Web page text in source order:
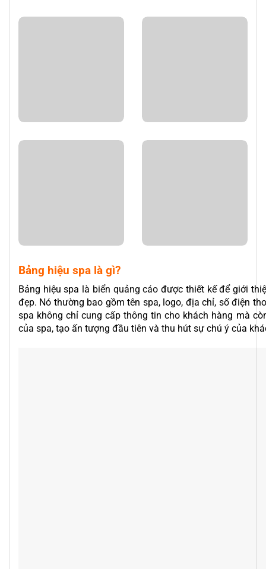
Bảng hiệu spa là gì?
Bảng hiệu spa là biển quảng cáo được thiết kế để giới
đẹp. Nó thường bao gồm tên spa, logo, địa chỉ, số điện
spa không chỉ cung cấp thông tin cho khách hàng mà
của spa, tạo ấn tượng đầu tiên và thu hút sự chú ý của